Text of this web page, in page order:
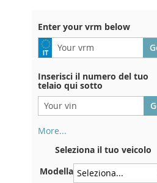
Enter your vrm below
Inserisci il numero del tuo
telaio qui sotto
More...
retro del certificato di
immatricolazione. E anche in
macchina
Seleziona il tuo veicolo
Modella